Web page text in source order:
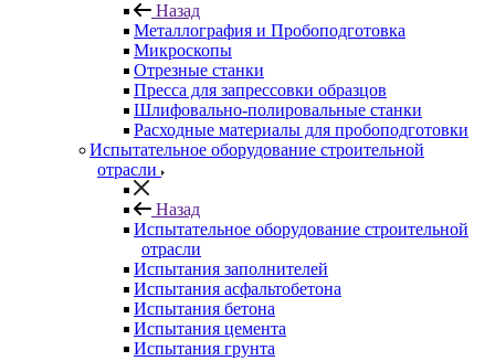
Назад
Металлография и Пробоподготовка
Микроскопы
Отрезные станки
Пресса для запрессовки образцов
Шлифовально-полировальные станки
Расходные материалы для пробоподготовки
Испытательное оборудование строительной
отрасли
Назад
Испытательное оборудование строительной
отрасли
Испытания заполнителей
Испытания асфальтобетона
Испытания бетона
Испытания цемента
Испытания грунта